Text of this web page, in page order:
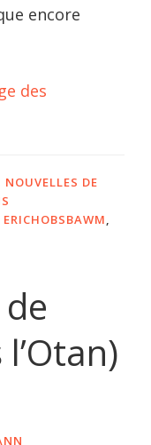
encore
des
NOUVELLES DE
ERICHOBSBAWM,